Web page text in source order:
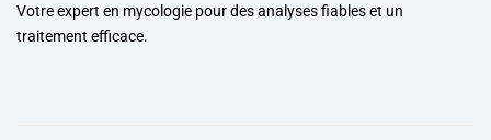
Votre expert en mycologie pour des analyses fiables et un
traitement efficace.